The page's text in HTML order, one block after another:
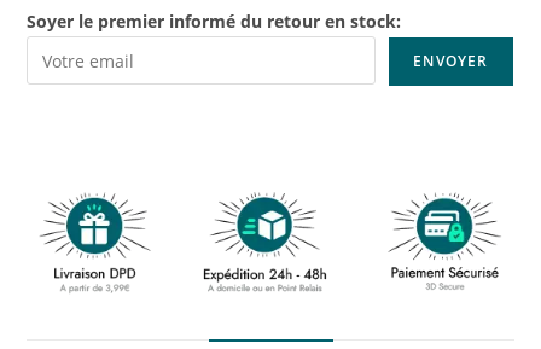
Soyer le premier informé du retour en stock: